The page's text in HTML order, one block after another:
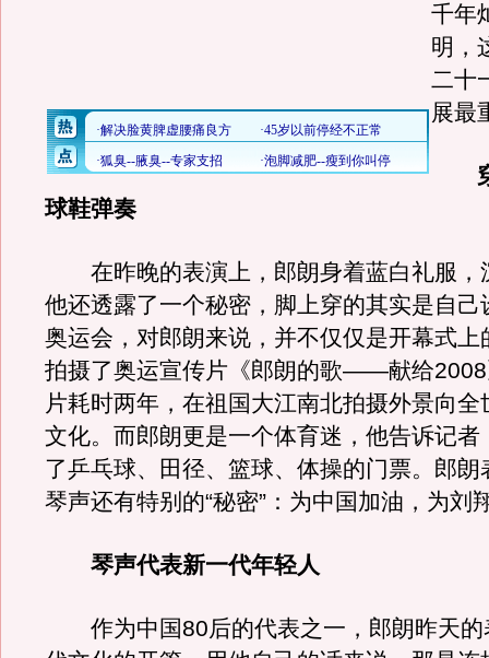
千年
明，
二十
展最
球鞋弹奏
在昨晚的表演上，郎朗身着蓝白礼服，
他还透露了一个秘密，脚上穿的其实是自己
奥运会，对郎朗来说，并不仅仅是开幕式上
拍摄了奥运宣传片《郎朗的歌——献给
片耗时两年，在祖国大江南北拍摄外景向全
文化。而郎朗更是一个体育迷，他告诉记者
了乒乓球、田径、篮球、体操的门票。郎朗
琴声还有特别的“秘密”：为中国加油，为刘
琴声代表新一代年轻人
作为中国80后的代表之一，郎朗昨天的